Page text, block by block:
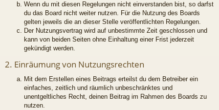
Wenn du mit diesen Regelungen nicht einverstanden bist, so darfst
du das Board nicht weiter nutzen. Für die Nutzung des Boards
gelten jeweils die an dieser Stelle veröffentlichten Regelungen.
Der Nutzungsvertrag wird auf unbestimmte Zeit geschlossen und
kann von beiden Seiten ohne Einhaltung einer Frist jederzeit
gekündigt werden.
2. Einräumung von Nutzungsrechten
Mit dem Erstellen eines Beitrags erteilst du dem Betreiber ein
einfaches, zeitlich und räumlich unbeschränktes und
unentgeltliches Recht, deinen Beitrag im Rahmen des Boards zu
nutzen.